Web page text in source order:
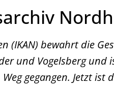
(IKAN) bewahrt die
und Vogelsberg und
gegangen. Jetzt ist